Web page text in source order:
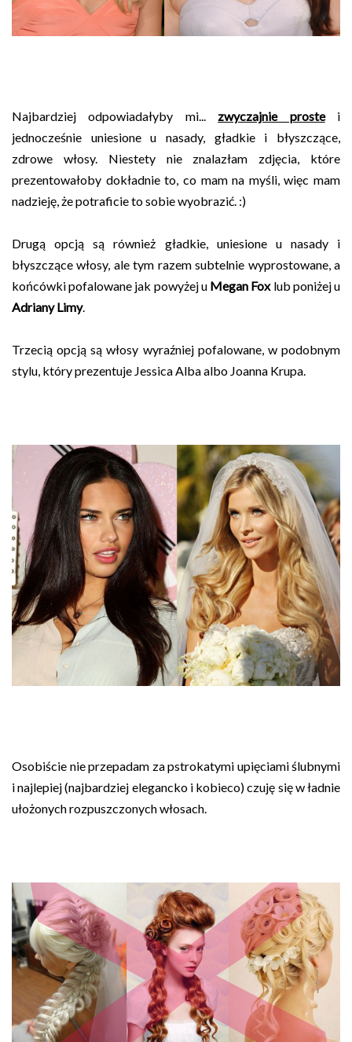
Najbardziej odpowiadałyby mi... zwyczajnie prostei
jednocześnie uniesione u nasady, gładkie i błyszczące,
zdrowe włosy. Niestety nie znalazłam zdjęcia, które
prezentowałoby dokładnie to, co mam na myśli, więc mam
nadzieję, że potraficie to sobie wyobrazić. :)
Drugą opcją są również gładkie, uniesione u nasady i
błyszczące włosy, ale tym razem subtelnie wyprostowane, a
końcówki pofalowane jak powyżej uMegan Fox lub poniżej u
Adriany Limy.
Trzecią opcją są włosy wyraźniej pofalowane, w podobnym
stylu, który prezentuje Jessica Alba albo Joanna Krupa.
Osobiście nie przepadam za pstrokatymi upięciami ślubnymi
i najlepiej (najbardziej elegancko i kobieco) czuję się w ładnie
ułożonych rozpuszczonych włosach.